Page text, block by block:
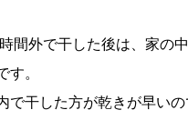
間外で干した後は、家の
。
で干した方が乾きが早い